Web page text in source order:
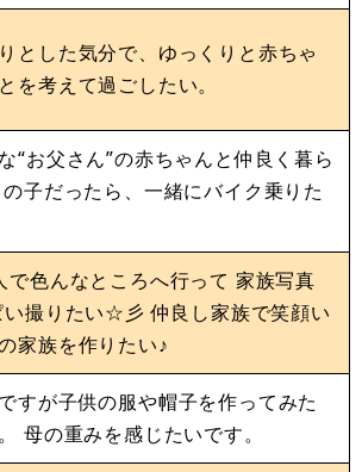
とした気分で、ゆっくりと赤ちゃ
を考えて過ごしたい。
“お父さん”の赤ちゃんと仲良く暮ら
子だったら、一緒にバイク乗りた
で色んなところへ行って 家族写真
い撮りたい☆彡 仲良し家族で笑顔い
家族を作りたい♪
すが子供の服や帽子を作ってみた
母の重みを感じたいです。